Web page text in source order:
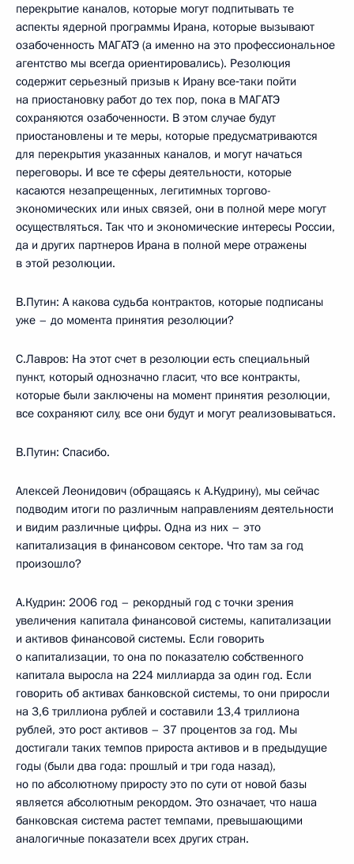
перекрытие каналов, которые могут подпитывать те
аспекты ядерной программы Ирана, которые вызывают
озабоченность МАГАТЭ (а именно на это профессиональное
агентство мы всегда ориентировались). Резолюция
содержит серьезный призыв к Ирану все‑таки пойти
на приостановку работ до тех пор, пока в МАГАТЭ
сохраняются озабоченности. В этом случае будут
приостановлены и те меры, которые предусматриваются
для перекрытия указанных каналов, и могут начаться
переговоры. И все те сферы деятельности, которые
касаются незапрещенных, легитимных торгово-
экономических или иных связей, они в полной мере могут
осуществляться. Так что и экономические интересы России,
да и других партнеров Ирана в полной мере отражены
в этой резолюции.
В.Путин: А какова судьба контрактов, которые подписаны
уже – до момента принятия резолюции?
С.Лавров: На этот счет в резолюции есть специальный
пункт, который однозначно гласит, что все контракты,
которые были заключены на момент принятия резолюции,
все сохраняют силу, все они будут и могут реализовываться.
В.Путин: Спасибо.
Алексей Леонидович (обращаясь к А.Кудрину), мы сейчас
подводим итоги по различным направлениям деятельности
и видим различные цифры. Одна из них – это
капитализация в финансовом секторе. Что там за год
произошло?
А.Кудрин: 2006 год – рекордный год с точки зрения
увеличения капитала финансовой системы, капитализации
и активов финансовой системы. Если говорить
о капитализации, то она по показателю собственного
капитала выросла на 224 миллиарда за один год. Если
говорить об активах банковской системы, то они приросли
на 3,6 триллиона рублей и составили 13,4 триллиона
рублей, это рост активов – 37 процентов за год. Мы
достигали таких темпов прироста активов и в предыдущие
годы (были два года: прошлый и три года назад),
но по абсолютному приросту это по сути от новой базы
является абсолютным рекордом. Это означает, что наша
банковская система растет темпами, превышающими
аналогичные показатели всех других стран.